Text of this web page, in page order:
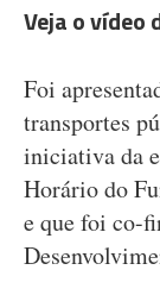
Veja o vídeo
Foi
transportes
iniciativa da
Horário do
e que foi co-